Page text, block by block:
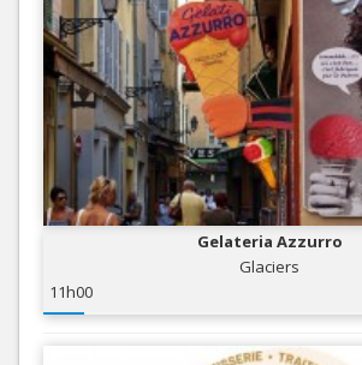
Gelateria Azzurro
Glaciers
11h00